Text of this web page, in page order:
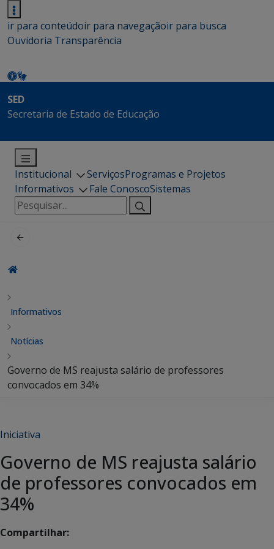
ir para conteúdoir para navegaçãoir para busca
Ouvidoria Transparência
SED
Secretaria de Estado de Educação
Institucional ServiçosProgramas e Projetos
Informativos
Fale ConoscoSistemas
Pesquisar
por:
Informativos
Notícias
Governo de MS reajusta salário de professores
convocados em 34%
Iniciativa
Governo de MS reajusta salário
de professores convocados em
34%
Compartilhar: